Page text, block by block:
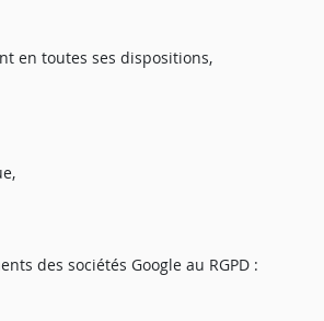
en toutes ses dispositions,
des sociétés Google au RGPD :